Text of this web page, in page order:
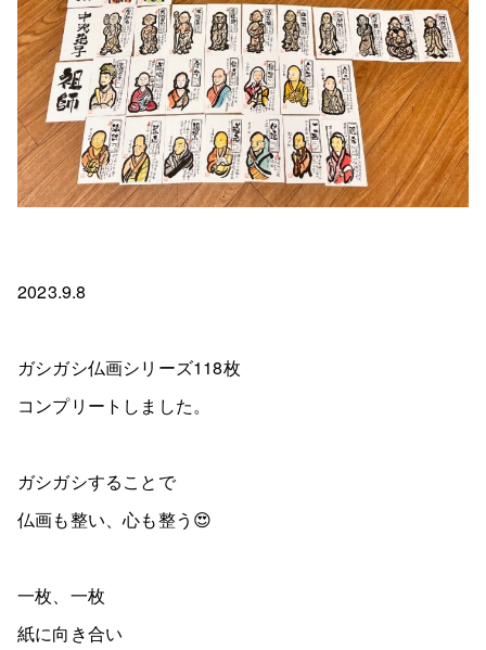
2023.9.8
ガシガシ仏画シリーズ118枚
コンプリートしました。
ガシガシすることで
仏画も整い、心も整う😍
一枚、一枚
紙に向き合い